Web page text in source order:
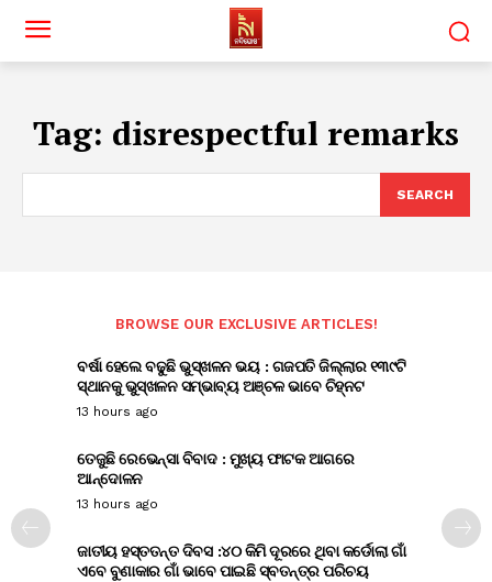
Tag: disrespectful remarks
SEARCH
BROWSE OUR EXCLUSIVE ARTICLES!
ବର୍ଷା ହେଲେ ବଢୁଛି ଭୁସ୍ଖଳନ ଭୟ : ଗଜପତି ଜିଲ୍ଲାର ୧୩୯ଟି
ସ୍ଥାନକୁ ଭୁସ୍ଖଳନ ସମ୍ଭାବ୍ୟ ଅଞ୍ଚଳ ଭାବେ ଚିହ୍ନଟ
13 hours ago
ତେଜୁଛି ରେଭେନ୍ସା ବିବାଦ : ମୁଖ୍ୟ ଫାଟକ ଆଗରେ
ଆନ୍ଦୋଳନ
13 hours ago
ଜାତୀୟ ହସ୍ତତନ୍ତ ଦିବସ :୪୦ କିମି ଦୂରରେ ଥିବା କର୍ଡୋଲା ଗାଁ
ଏବେ ବୁଣାକାର ଗାଁ ଭାବେ ପାଇଛି ସ୍ବତନ୍ତ୍ର ପରିଚୟ